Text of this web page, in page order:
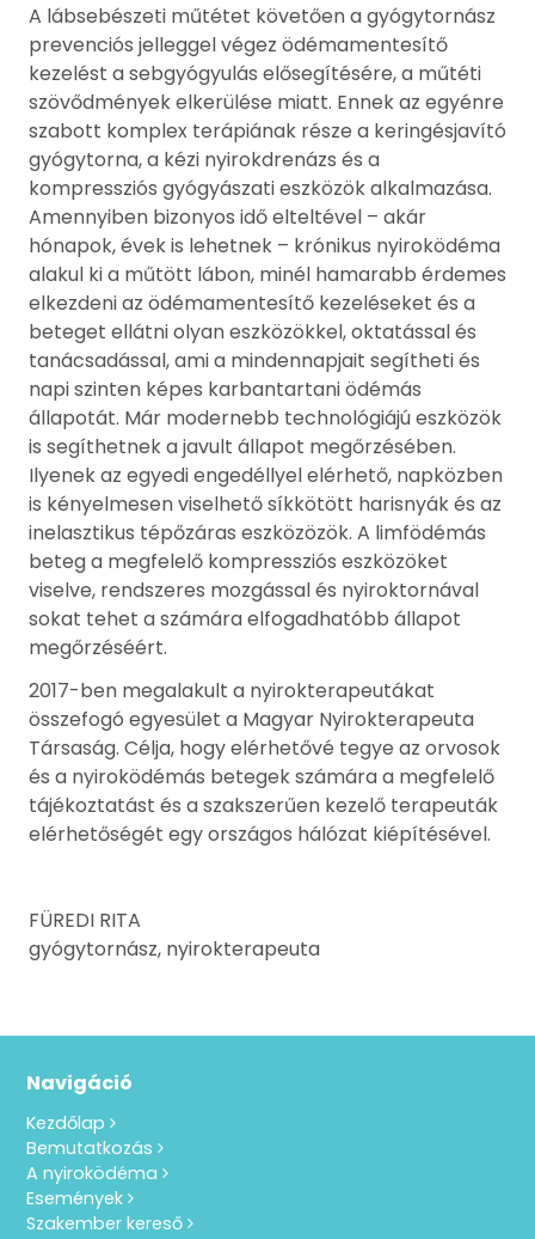
A lábsebészeti műtétet követően a gyógytornász
prevenciós jelleggel végez ödémamentesítő
kezelést a sebgyógyulás elősegítésére, a műtéti
szövődmények elkerülése miatt. Ennek az egyénre
szabott komplex terápiának része a keringésjavító
gyógytorna, a kézi nyirokdrenázs és a
kompressziós gyógyászati eszközök alkalmazása.
Amennyiben bizonyos idő elteltével – akár
hónapok, évek is lehetnek – krónikus nyiroködéma
alakul ki a műtött lábon, minél hamarabb érdemes
elkezdeni az ödémamentesítő kezeléseket és a
beteget ellátni olyan eszközökkel, oktatással és
tanácsadással, ami a mindennapjait segítheti és
napi szinten képes karbantartani ödémás
állapotát. Már modernebb technológiájú eszközök
is segíthetnek a javult állapot megőrzésében.
Ilyenek az egyedi engedéllyel elérhető, napközben
is kényelmesen viselhető síkkötött harisnyák és az
inelasztikus tépőzáras eszközözök. A limfödémás
beteg a megfelelő kompressziós eszközöket
viselve, rendszeres mozgással és nyiroktornával
sokat tehet a számára elfogadhatóbb állapot
megőrzéséért.
2017-ben megalakult a nyirokterapeutákat
összefogó egyesület a Magyar Nyirokterapeuta
Társaság. Célja, hogy elérhetővé tegye az orvosok
és a nyiroködémás betegek számára a megfelelő
tájékoztatást és a szakszerűen kezelő terapeuták
elérhetőségét egy országos hálózat kiépítésével.
FÜREDI RITA
gyógytornász, nyirokterapeuta
Navigáció
Kezdőlap
Bemutatkozás
A nyiroködéma
Események
Szakember kereső